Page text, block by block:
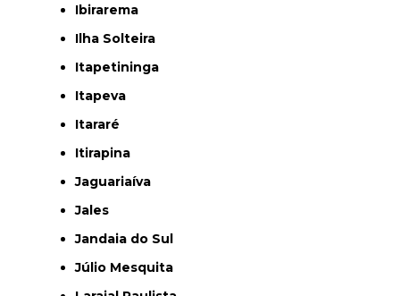
Ibirarema
Ilha Solteira
Itapetininga
Itapeva
Itararé
Itirapina
Jaguariaíva
Jales
Jandaia do Sul
Júlio Mesquita